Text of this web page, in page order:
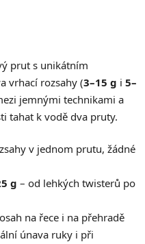
prut s unikátním
vrhací rozsahy (3–15 g i 5–
jemnými technikami a
tahat k vodě dva pruty.
v jednom prutu, žádné
g – od lehkých twisterů po
na řece i na přehradě
únava ruky i při